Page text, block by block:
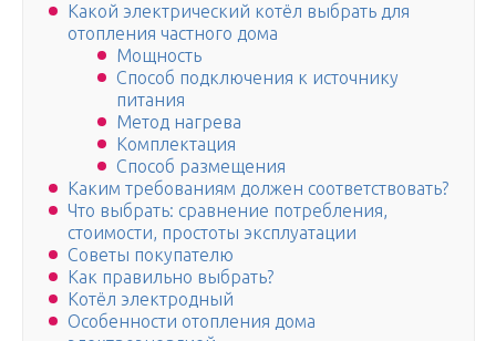
Какой электрический котёл выбрать для
отопления частного дома
Мощность
Способ подключения к источнику
питания
Метод нагрева
Комплектация
Способ размещения
Каким требованиям должен соответствовать?
Что выбрать: сравнение потребления,
стоимости, простоты эксплуатации
Советы покупателю
Как правильно выбрать?
Котёл электродный
Особенности отопления дома